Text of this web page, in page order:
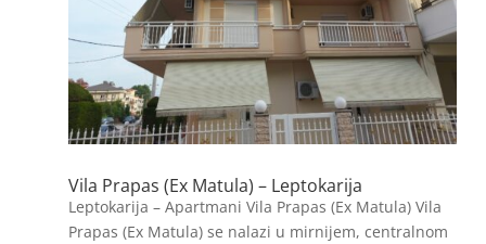
Vila Prapas (Ex Matula) – Leptokarija
Leptokarija – Apartmani Vila Prapas (Ex Matula) Vila
Prapas (Ex Matula) se nalazi u mirnijem, centralnom